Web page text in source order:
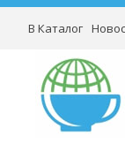
В Каталог